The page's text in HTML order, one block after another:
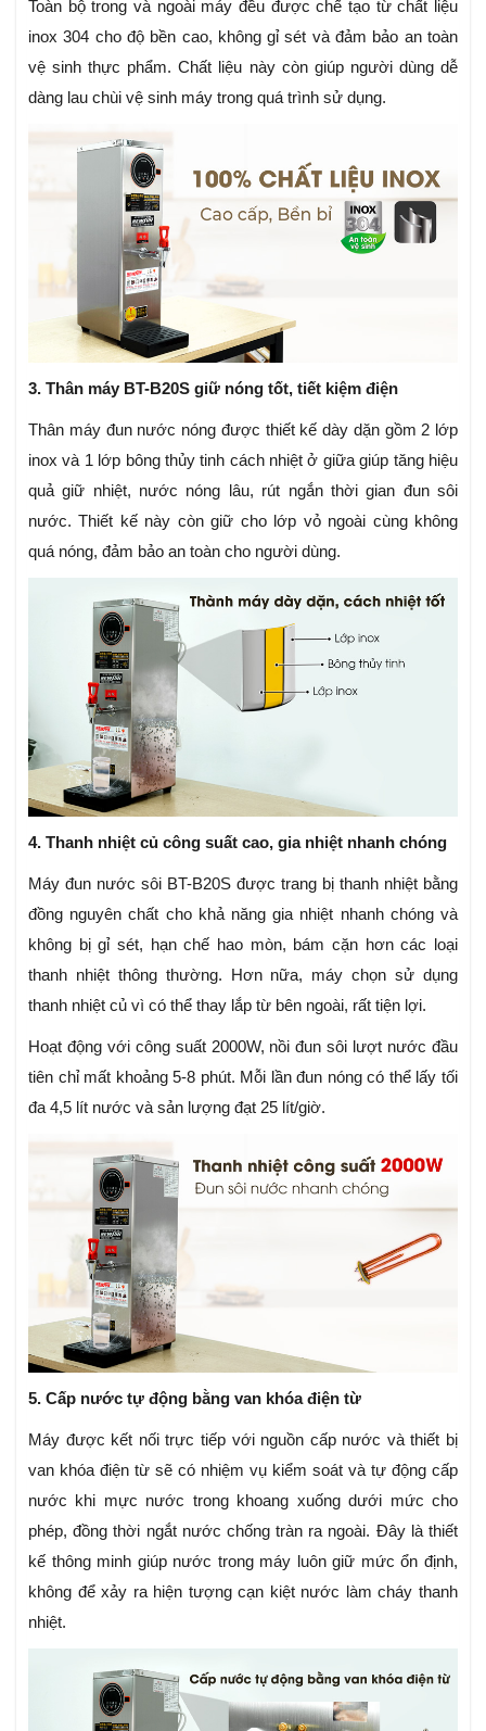
Toàn bộ trong và ngoài máy đều được chế tạo từ chất liệu
inox 304 cho độ bền cao, không gỉ sét và đảm bảo an toàn
vệ sinh thực phẩm. Chất liệu này còn giúp người dùng dễ
dàng lau chùi vệ sinh máy trong quá trình sử dụng.
3. Thân máy BT-B20S giữ nóng tốt, tiết kiệm điện
Thân máy đun nước nóng được thiết kế dày dặn gồm 2 lớp
inox và 1 lớp bông thủy tinh cách nhiệt ở giữa giúp tăng hiệu
quả giữ nhiệt, nước nóng lâu, rút ngắn thời gian đun sôi
nước. Thiết kế này còn giữ cho lớp vỏ ngoài cùng không
quá nóng, đảm bảo an toàn cho người dùng.
4. Thanh nhiệt củ công suất cao, gia nhiệt nhanh chóng
Máy đun nước sôi BT-B20S được trang bị thanh nhiệt bằng
đồng nguyên chất cho khả năng gia nhiệt nhanh chóng và
không bị gỉ sét, hạn chế hao mòn, bám cặn hơn các loại
thanh nhiệt thông thường. Hơn nữa, máy chọn sử dụng
thanh nhiệt củ vì có thể thay lắp từ bên ngoài, rất tiện lợi.
Hoạt động với công suất 2000W, nồi đun sôi lượt nước đầu
tiên chỉ mất khoảng 5-8 phút. Mỗi lần đun nóng có thể lấy tối
đa 4,5 lít nước và sản lượng đạt 25 lít/giờ.
5. Cấp nước tự động bằng van khóa điện từ
Máy được kết nối trực tiếp với nguồn cấp nước và thiết bị
van khóa điện từ sẽ có nhiệm vụ kiểm soát và tự động cấp
nước khi mực nước trong khoang xuống dưới mức cho
phép, đồng thời ngắt nước chống tràn ra ngoài. Đây là thiết
kế thông minh giúp nước trong máy luôn giữ mức ổn định,
không để xảy ra hiện tượng cạn kiệt nước làm cháy thanh
nhiệt.